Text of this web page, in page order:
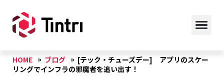
HOME ブログ
[テック・チューズデー] アプリのスケー
リングでインフラの邪魔者を追い出す！